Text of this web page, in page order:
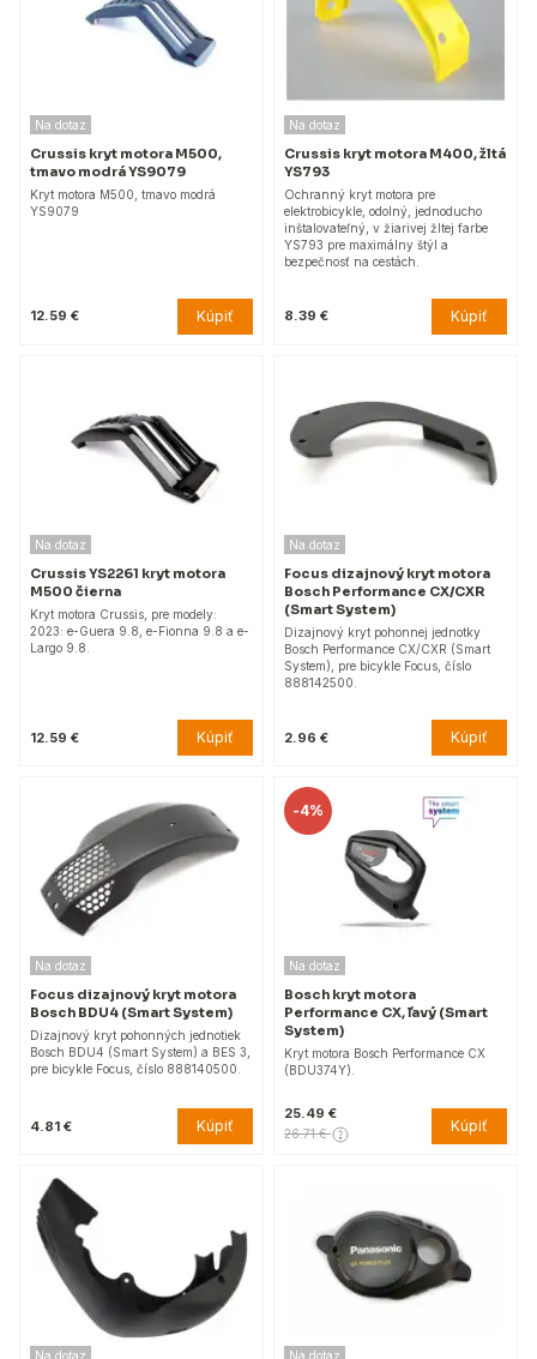
Na dotaz
Crussis kryt motora M500,
tmavo modrá YS9079
Kryt motora M500, tmavo modrá
YS9079
12.59 € Kúpiť
Na dotaz
Crussis kryt motora M400, žltá
YS793
Ochranný kryt motora pre
elektrobicykle, odolný, jednoducho
inštalovateľný, v žiarivej žltej farbe
YS793 pre maximálny štýl a
bezpečnosť na cestách.
8.39 € Kúpiť
Na dotaz
Crussis YS2261 kryt motora
M500 čierna
Kryt motora Crussis, pre modely:
2023: e-Guera 9.8, e-Fionna 9.8 a e-
Largo 9.8.
12.59 € Kúpiť
Na dotaz
Focus dizajnový kryt motora
Bosch Performance CX/CXR
(Smart System)
Dizajnový kryt pohonnej jednotky
Bosch Performance CX/CXR (Smart
System), pre bicykle Focus, číslo
888142500.
2.96 € Kúpiť
Na dotaz
Focus dizajnový kryt motora
Bosch BDU4 (Smart System)
Dizajnový kryt pohonných jednotiek
Bosch BDU4 (Smart System) a BES 3,
pre bicykle Focus, číslo 888140500.
4.81 € Kúpiť
-4%
Na dotaz
Bosch kryt motora
Performance CX, ľavý (Smart
System)
Kryt motora Bosch Performance CX
(BDU374Y).
25.49 €
26.71 € Kúpiť
Na dotaz Na dotaz